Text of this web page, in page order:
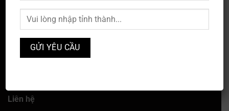
Về chúng tôi
Liên hệ